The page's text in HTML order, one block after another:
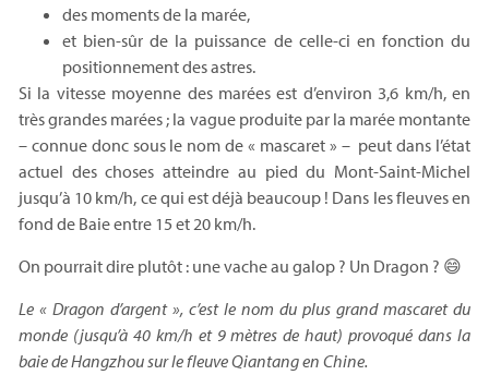
des moments de la marée,
et bien-sûr de la puissance de celle-ci en fonction du
positionnement des astres.
Si la vitesse moyenne des marées est d’environ 3,6 km/h, en
très grandes marées ; la vague produite par la marée montante
– connue donc sous le nom de « mascaret » – peut dans l’état
actuel des choses atteindre au pied du Mont-Saint-Michel
jusqu’à 10 km/h, ce qui est déjà beaucoup ! Dans les fleuves en
fond de Baie entre 15 et 20 km/h.
On pourrait dire plutôt : une vache au galop ? Un Dragon ? 😄
Le « Dragon d’argent », c’est le nom du plus grand mascaret du
monde (jusqu’à 40 km/h et 9 mètres de haut) provoqué dans la
baie de Hangzhou sur le fleuve Qiantang en Chine.